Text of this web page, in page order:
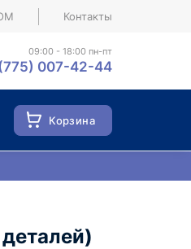
Контакты
09:00 - 18:00 пн-пт
007-42-44
Корзина